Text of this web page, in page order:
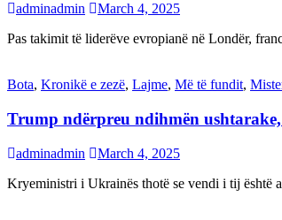
adminadmin
March 4, 2025
Pas takimit të liderëve evropianë në Londër,
Bota, Kronikë e zezë, Lajme, Më të fundit,
Trump ndërpreu ndihmën
adminadmin
March 4, 2025
Kryeministri i Ukrainës thotë se vendi i tij është